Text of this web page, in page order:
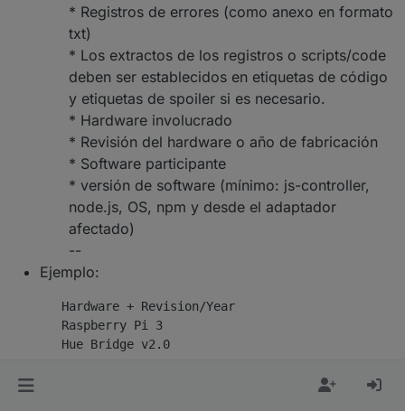
* Registros de errores (como anexo en formato
txt)
* Los extractos de los registros o scripts/code
deben ser establecidos en etiquetas de código
y etiquetas de spoiler si es necesario.
* Hardware involucrado
* Revisión del hardware o año de fabricación
* Software participante
* versión de software (mínimo: js-controller,
node.js, OS, npm y desde el adaptador
afectado)
--
Ejemplo:
       Hardware + Revision/Year
       Raspberry Pi 3
       Hue Bridge v2.0
       Software